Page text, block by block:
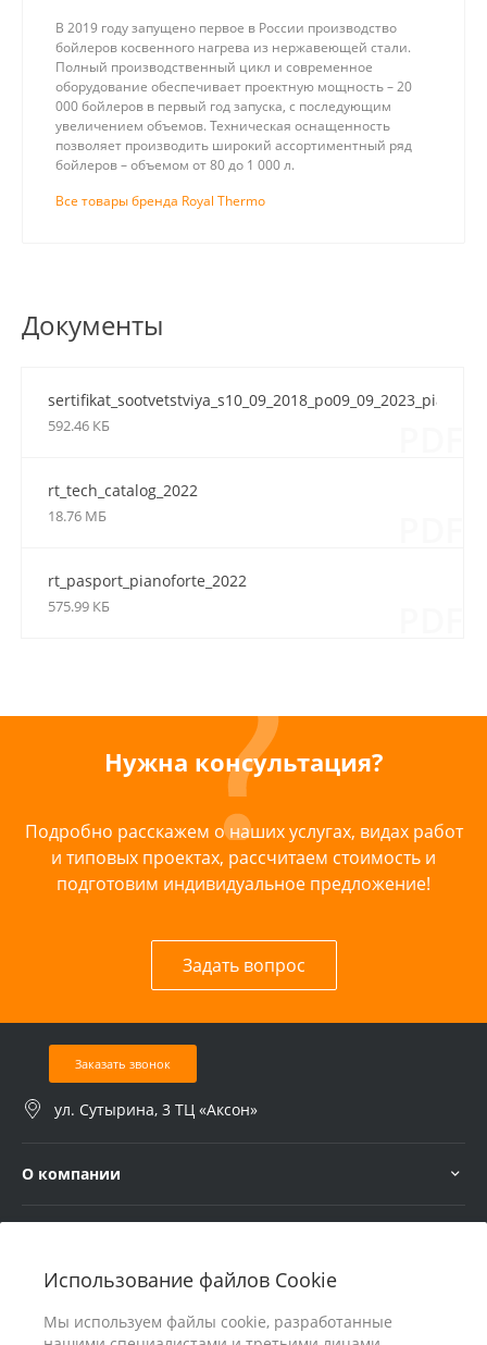
Использование файлов Cookie
Мы используем файлы cookie, разработанные
В 2019 году запущено первое в России производство
бойлеров косвенного нагрева из нержавеющей стали.
Полный производственный цикл и современное
оборудование обеспечивает проектную мощность – 20
000 бойлеров в первый год запуска, с последующим
увеличением объемов. Техническая оснащенность
позволяет производить широкий ассортиментный ряд
бойлеров – объемом от 80 до 1 000 л.
Все товары бренда Royal Thermo
Документы
592.46 КБ
rt_tech_catalog_2022
18.76 МБ
rt_pasport_pianoforte_2022
575.99 КБ
Нужна консультация?
Подробно расскажем о наших услугах, видах работ
и типовых проектах, рассчитаем стоимость и
подготовим индивидуальное предложение!
Задать вопрос
Заказать звонок
ул. Сутырина, 3 ТЦ «Аксон»
О компании